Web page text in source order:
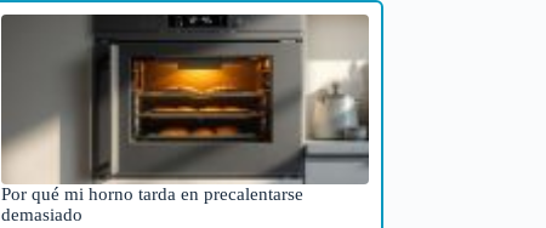
Por qué mi horno tarda en precalentarse
demasiado